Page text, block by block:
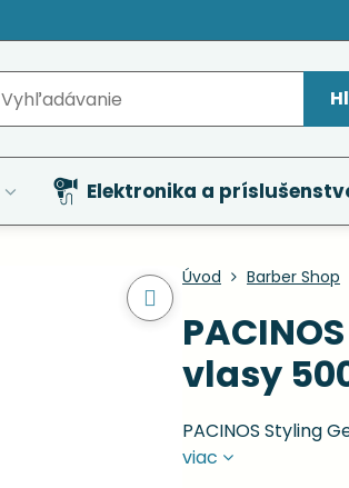
Elektronika a
Úvod Barber Shop
vlasy
PACINOS Styling
viac